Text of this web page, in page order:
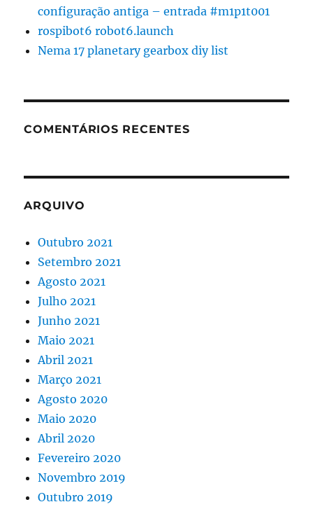
configuração antiga – entrada #m1p1t001
rospibot6 robot6.launch
Nema 17 planetary gearbox diy list
COMENTÁRIOS RECENTES
ARQUIVO
Outubro 2021
Setembro 2021
Agosto 2021
Julho 2021
Junho 2021
Maio 2021
Abril 2021
Março 2021
Agosto 2020
Maio 2020
Abril 2020
Fevereiro 2020
Novembro 2019
Outubro 2019